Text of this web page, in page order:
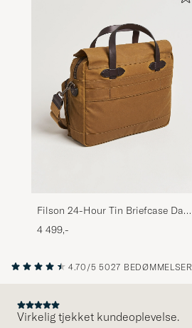
Filson 24-Hour Tin Briefcase Dark
Tan
4 499,-
4.70/5 5027 BEDØMMELSER
Virkelig tjekket kundeoplevelse.